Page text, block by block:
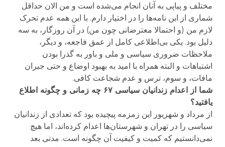
مختلف و پیاپی به آنان انجام می‌شده است و من الان حداقل
شماری از این نامه‌ها را در اختیار دارم. با این همه عدم تحرک
لازم من (و احتمالا معترضانی چون من) در آن روزگار، به سه
دلیل بود. یکی بی‌اطلاعی کامل از عمق فاجعه، و دیگر،
ملاحظات ضروری سیاسی و ملی و باور به گذرا بودن
اشتباهات و البته همراه با امید به بهبود اوضاع و حتی جبران
مافات، و سوم، ترس و عدم شجاعت کافی.
شما از اعدام زندانیان سیاسی ۶۷ چه زمانی و چگونه اطلاع
یافتید؟
از مرداد و شهریور این زمزمه پیچیده بود که تعدادی از زندانیان
سیاسی را در تهران و شهرستان‌ها اعدام کرده‌اند، اما هیچ
نمی‌دانستیم که کمیت و کیفیت آن چگونه است. مدتی بعد